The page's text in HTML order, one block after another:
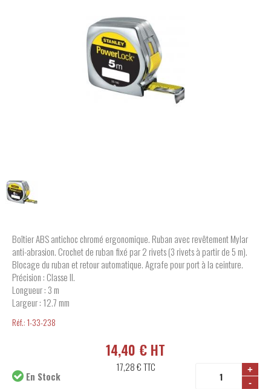
Boîtier ABS antichoc chromé ergonomique. Ruban avec revêtement Mylar
anti-abrasion. Crochet de ruban fixé par 2 rivets (3 rivets à partir de 5 m).
Blocage du ruban et retour automatique. Agrafe pour port à la ceinture.
Précision : Classe II.
Longueur : 3 m
Largeur : 12.7 mm
Réf.:1-33-238
14,40 € HT
17,28 €TTC
+
-
En Stock